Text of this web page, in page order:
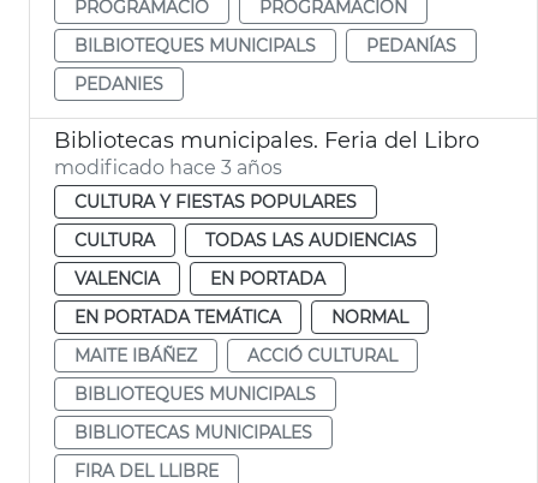
PROGRAMACIÓ
PROGRAMACIÓN
BILBIOTEQUES MUNICIPALS
PEDANÍAS
PEDANIES
Bibliotecas municipales. Feria del Libro
modificado hace 3 años
CULTURA Y FIESTAS POPULARES
CULTURA
TODAS LAS AUDIENCIAS
VALENCIA
EN PORTADA
EN PORTADA TEMÁTICA
NORMAL
MAITE IBÁÑEZ
ACCIÓ CULTURAL
BIBLIOTEQUES MUNICIPALS
BIBLIOTECAS MUNICIPALES
FIRA DEL LLIBRE